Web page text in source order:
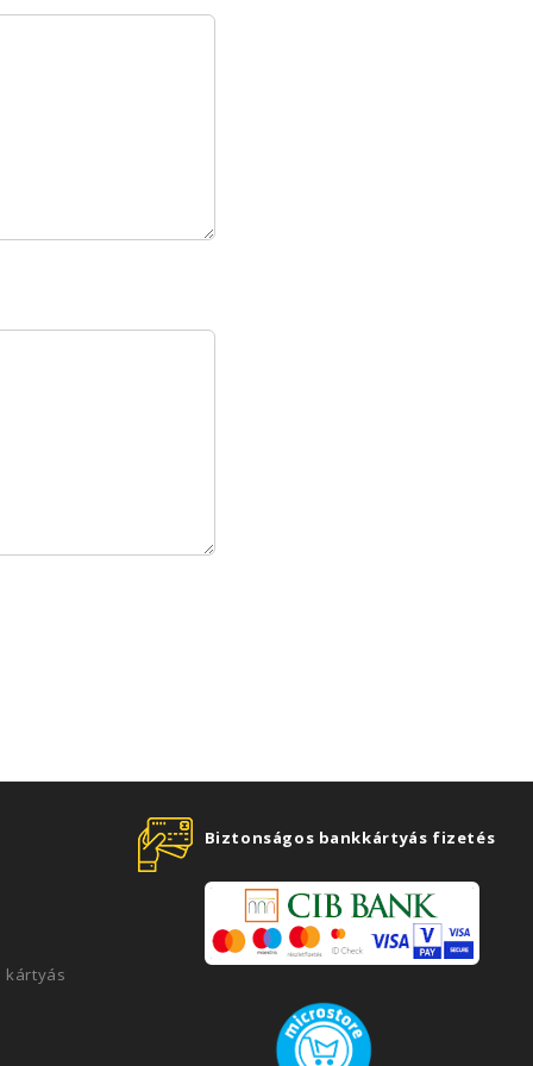
kártyás
Biztonságos bankkártyás fizetés